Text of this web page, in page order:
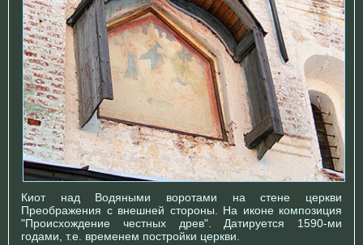
Киот над Водяными воротами на стене церкви
Преображения с внешней стороны. На иконе композиция
"Происхождение честных древ". Датируется 1590-ми
годами, т.е. временем постройки церкви.